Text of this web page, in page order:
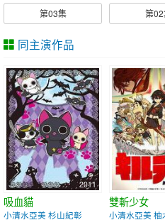
第03集 第
同主演作品
2011
吸血貓
小清水亞美 杉山紀彰
雙斬少女
小清水亞美 柚